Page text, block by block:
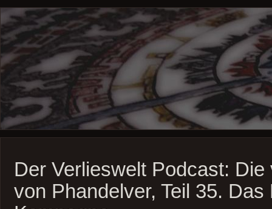
Der Verlieswelt Podcast:
von Phandelver, Teil 35. Das